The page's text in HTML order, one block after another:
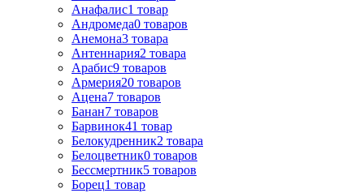
Анафалис1 товар
Андромеда0 товаров
Анемона3 товара
Антеннария2 товара
Арабис9 товаров
Армерия20 товаров
Ацена7 товаров
Банан7 товаров
Барвинок41 товар
Белокудренник2 товара
Белоцветник0 товаров
Бессмертник5 товаров
Борец1 товар